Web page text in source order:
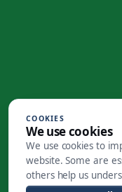
COOKIES
We use cookies
We use cookies to
website. Some are
others help us